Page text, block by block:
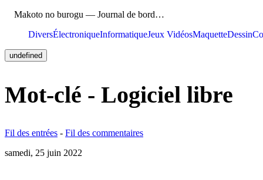
Makoto no burogu — Journal de bord…
DiversÉlectroniqueInformatiqueJeux VidéosMaquetteDessin
undefined
Mot-clé - Logiciel libre
Fil des entrées - Fil des commentaires
samedi, 25 juin 2022